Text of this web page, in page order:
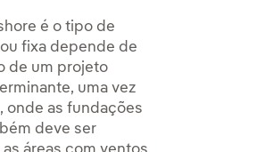
é o tipo de
ou fixa depende de
de um projeto
uma vez
onde as fundações
deve ser